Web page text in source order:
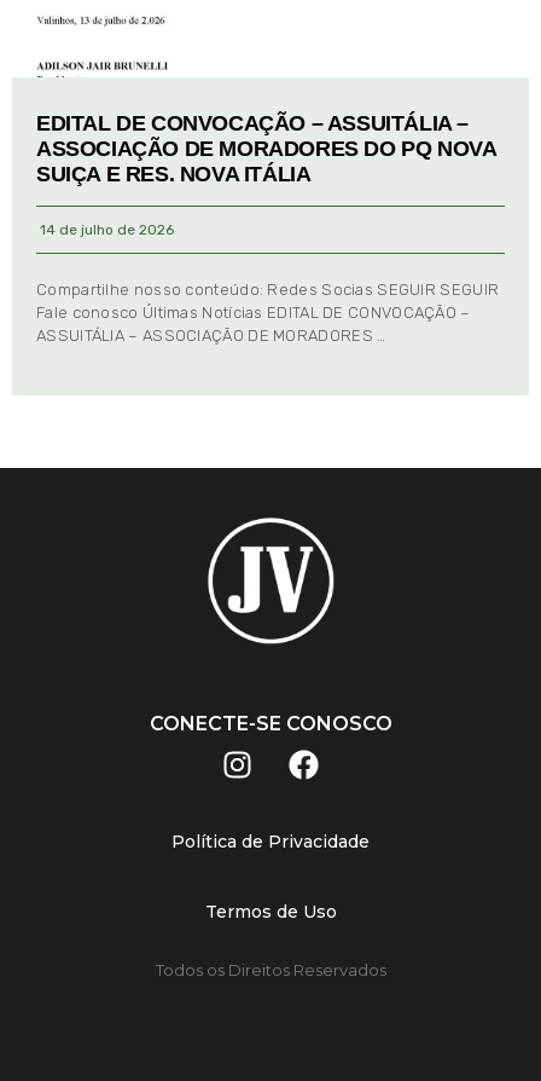
EDITAL DE CONVOCAÇÃO – ASSUITÁLIA –
ASSOCIAÇÃO DE MORADORES DO PQ NOVA
SUIÇA E RES. NOVA ITÁLIA
14 de julho de 2026
Compartilhe nosso conteúdo: Redes Socias SEGUIR SEGUIR
Fale conosco Últimas Notícias EDITAL DE CONVOCAÇÃO –
ASSUITÁLIA – ASSOCIAÇÃO DE MORADORES …
CONECTE-SE CONOSCO
Política de Privacidade
Termos de Uso
Todos os Direitos Reservados